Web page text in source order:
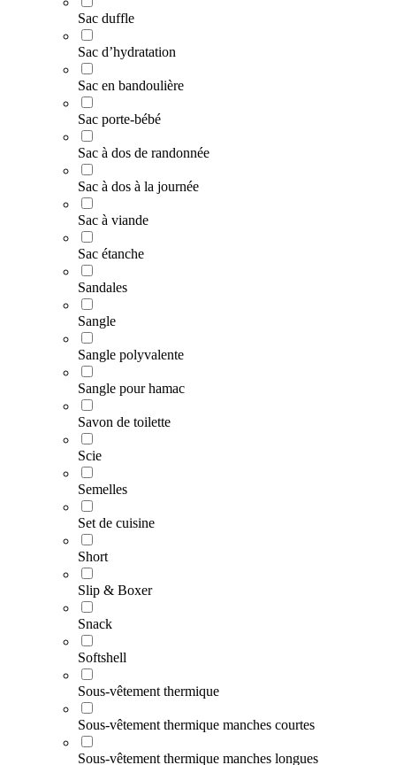
Sac duffle
Sac d’hydratation
Sac en bandoulière
Sac porte-bébé
Sac à dos de randonnée
Sac à dos à la journée
Sac à viande
Sac étanche
Sandales
Sangle
Sangle polyvalente
Sangle pour hamac
Savon de toilette
Scie
Semelles
Set de cuisine
Short
Slip & Boxer
Snack
Softshell
Sous-vêtement thermique
Sous-vêtement thermique manches courtes
Sous-vêtement thermique manches longues